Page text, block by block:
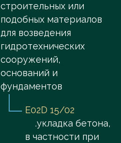
строительных или
подобных материалов
для возведения
гидротехнических
сооружений,
оснований и
фундаментов
E02D 15/02
.укладка бетона,
в частности при